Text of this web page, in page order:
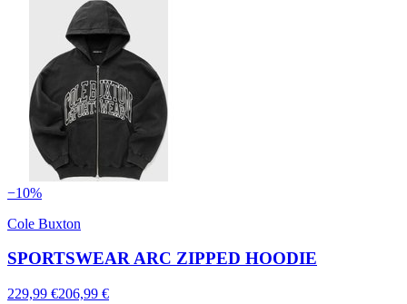
−10%
Cole Buxton
SPORTSWEAR ARC ZIPPED HOODIE
229,99 €206,99 €